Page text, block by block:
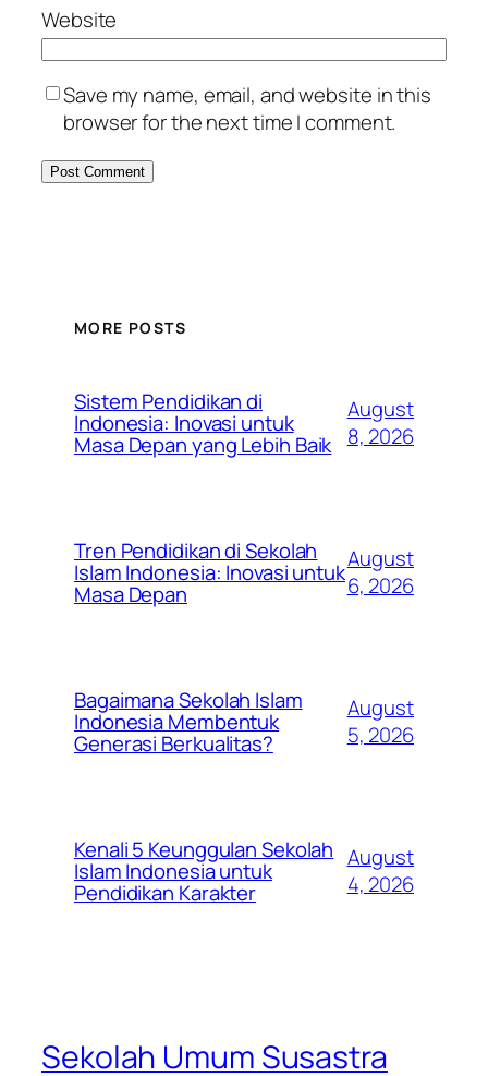
Website
Save my name, email, and website in this
browser for the next time I comment.
MORE POSTS
Sistem Pendidikan di
Indonesia: Inovasi untuk
Masa Depan yang Lebih Baik
August
8, 2026
Tren Pendidikan di Sekolah
Islam Indonesia: Inovasi untuk
Masa Depan
August
6, 2026
Bagaimana Sekolah Islam
Indonesia Membentuk
Generasi Berkualitas?
August
5, 2026
Kenali 5 Keunggulan Sekolah
Islam Indonesia untuk
Pendidikan Karakter
August
4, 2026
Sekolah Umum Susastra